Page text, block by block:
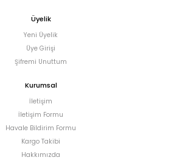
Üyelik
Yeni Üyelik
Üye Girişi
Şifremi Unuttum
Kurumsal
İletişim
İletişim Formu
Havale Bildirim Formu
Kargo Takibi
Hakkımızda